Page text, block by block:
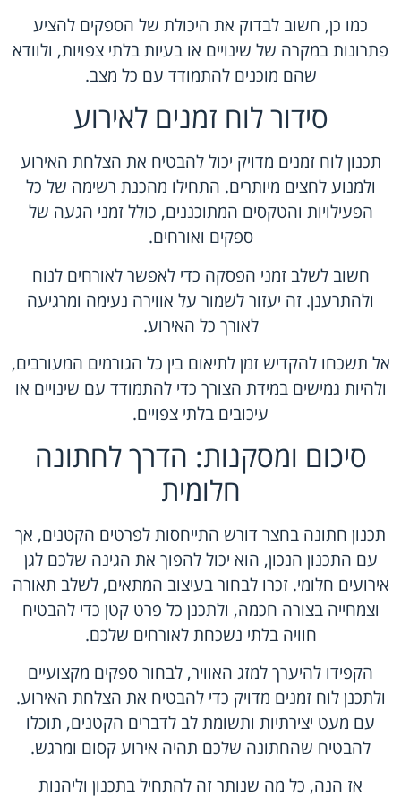
כמו כן, חשוב לבדוק את היכולת של הספקים להציע
פתרונות במקרה של שינויים או בעיות בלתי צפויות, ולוודא
שהם מוכנים להתמודד עם כל מצב.
סידור לוח זמנים לאירוע
תכנון לוח זמנים מדויק יכול להבטיח את הצלחת האירוע
ולמנוע לחצים מיותרים. התחילו מהכנת רשימה של כל
הפעילויות והטקסים המתוכננים, כולל זמני הגעה של
ספקים ואורחים.
חשוב לשלב זמני הפסקה כדי לאפשר לאורחים לנוח
ולהתרענן. זה יעזור לשמור על אווירה נעימה ומרגיעה
לאורך כל האירוע.
אל תשכחו להקדיש זמן לתיאום בין כל הגורמים המעורבים,
ולהיות גמישים במידת הצורך כדי להתמודד עם שינויים או
עיכובים בלתי צפויים.
סיכום ומסקנות: הדרך לחתונה
חלומית
תכנון חתונה בחצר דורש התייחסות לפרטים הקטנים, אך
עם התכנון הנכון, הוא יכול להפוך את הגינה שלכם לגן
אירועים חלומי. זכרו לבחור בעיצוב המתאים, לשלב תאורה
וצמחייה בצורה חכמה, ולתכנן כל פרט קטן כדי להבטיח
חוויה בלתי נשכחת לאורחים שלכם.
הקפידו להיערך למזג האוויר, לבחור ספקים מקצועיים
ולתכנן לוח זמנים מדויק כדי להבטיח את הצלחת האירוע.
עם מעט יצירתיות ותשומת לב לדברים הקטנים, תוכלו
להבטיח שהחתונה שלכם תהיה אירוע קסום ומרגש.
אז הנה, כל מה שנותר זה להתחיל בתכנון וליהנות